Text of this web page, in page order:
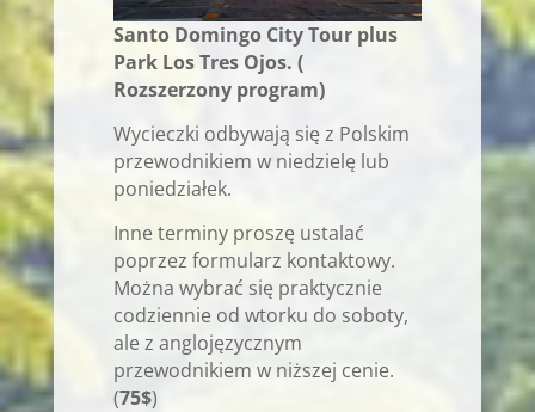
Santo Domingo City Tour plus
Park Los Tres Ojos. (
Rozszerzony program)
Wycieczki odbywają się z Polskim
przewodnikiem w niedzielę lub
poniedziałek.
Inne terminy proszę ustalać
poprzez formularz kontaktowy.
Można wybrać się praktycznie
codziennie od wtorku do soboty,
ale z anglojęzycznym
przewodnikiem w niższej cenie.
(75$)